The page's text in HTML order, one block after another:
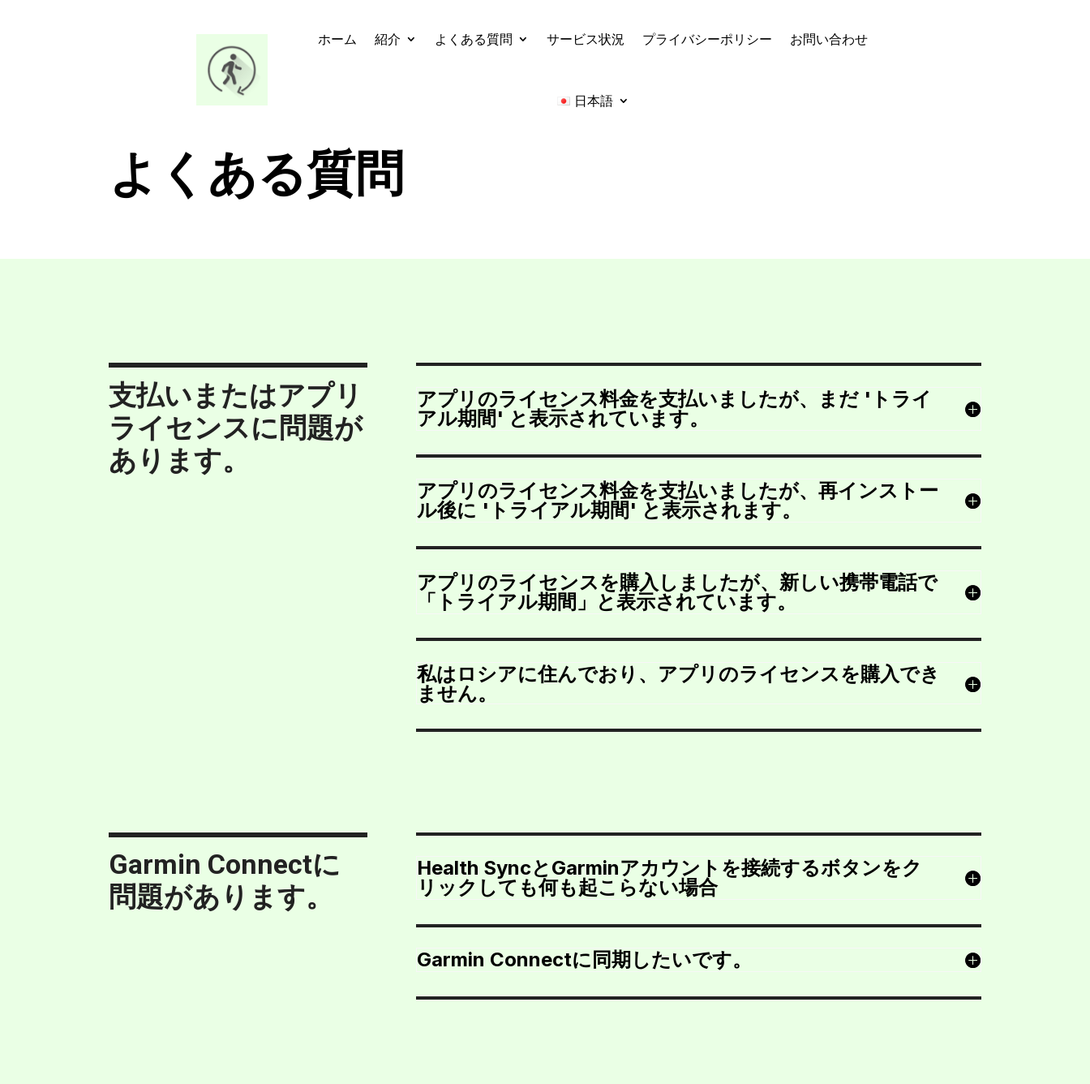
ホーム 紹介 よくある質問 サービス状況 プライバシーポリシー お問い合わせ
日本語
よくある質問
支払いまたはアプリ
ライセンスに問題が
あります。
アプリのライセンス料金を支払いましたが、まだ 'トライ
アル期間' と表示されています。
アプリのライセンス料金を支払いましたが、再インストー
ル後に 'トライアル期間' と表示されます。
アプリのライセンスを購入しましたが、新しい携帯電話で
「トライアル期間」と表示されています。
私はロシアに住んでおり、アプリのライセンスを購入でき
ません。
Garmin Connectに
問題があります。
Health SyncとGarminアカウントを接続するボタンをク
リックしても何も起こらない場合
Garmin Connectに同期したいです。